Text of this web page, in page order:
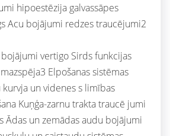
hipoestēzija galvassāpes
Acu bojājumi redzes traucējumi2
vertigo Sirds funkcijas
Elpošanas sistēmas
un videnes s limības
Kuņģa-zarnu trakta traucē jumi
Ādas un zemādas audu bojājumi